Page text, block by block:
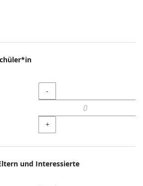
Menge
-
+
und Interessierte